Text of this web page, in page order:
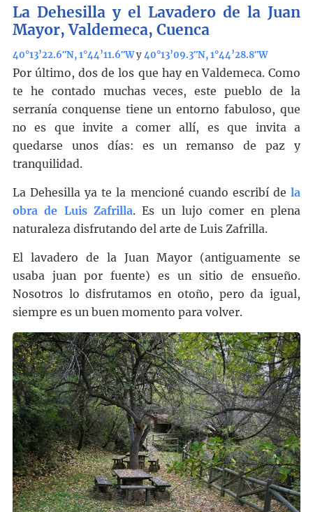
La Dehesilla y el Lavadero de la Juan
Mayor, Valdemeca, Cuenca
40°13’22.6″N, 1°44’11.6″Wy40°13’09.3″N, 1°44’28.8″W
Por último, dos de los que hay en Valdemeca. Como
te he contado muchas veces, este pueblo de la
serranía conquense tiene un entorno fabuloso, que
no es que invite a comer allí, es que invita a
quedarse unos días: es un remanso de paz y
tranquilidad.
La Dehesilla ya te la mencioné cuando escribí dela
obra de Luis Zafrilla. Es un lujo comer en plena
naturaleza disfrutando del arte de Luis Zafrilla.
El lavadero de la Juan Mayor (antiguamente se
usaba juan por fuente) es un sitio de ensueño.
Nosotros lo disfrutamos en otoño, pero da igual,
siempre es un buen momento para volver.